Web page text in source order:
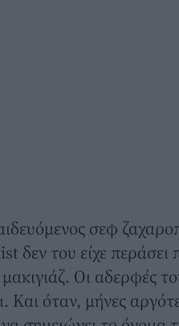
σεφ
δεν του είχε
Οι αδερφές
Και όταν, μήνες